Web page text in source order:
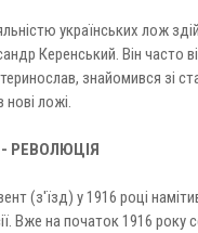
українських лож
Керенський. Він часто
знайомився зі
нові ложі.
РЕВОЛЮЦІЯ
(з'їзд) у 1916 році
Вже на початок 1916 року